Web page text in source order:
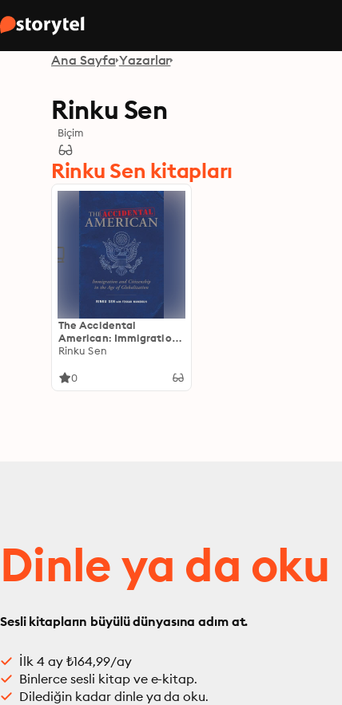
Ana Sayfa Yazarlar
Rinku Sen
Biçim
Rinku Sen kitapları
The Accidental
American: Immigration
and Citizenship in the
Rinku Sen
0
Dinle ya da oku
Sesli kitapların büyülü dünyasına adım at.
İlk 4 ay ₺164,99/ay
Binlerce sesli kitap ve e-kitap.
Dilediğin kadar dinle ya da oku.